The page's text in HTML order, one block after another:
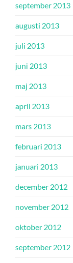
september 2013
augusti 2013
juli 2013
juni 2013
maj 2013
april 2013
mars 2013
februari 2013
januari 2013
december 2012
november 2012
oktober 2012
september 2012